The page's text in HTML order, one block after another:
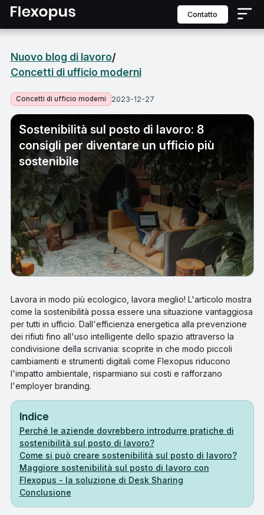
contatto
Nuovo blog di lavoro/
Concetti di ufficio moderni
Concetti di ufficio moderni 2023-12-27
Sostenibilità sul posto di lavoro: 8
consigli per diventare un ufficio più
sostenibile
Lavora in modo più ecologico, lavora meglio! L'articolo mostra
come la sostenibilità possa essere una situazione vantaggiosa
per tutti in ufficio. Dall'efficienza energetica alla prevenzione
dei rifiuti fino all'uso intelligente dello spazio attraverso la
condivisione della scrivania: scoprite in che modo piccoli
cambiamenti e strumenti digitali come Flexopus riducono
l'impatto ambientale, risparmiano sui costi e rafforzano
l'employer branding.
Indice
Perché le aziende dovrebbero introdurre pratiche di
sostenibilità sul posto di lavoro?
Come si può creare sostenibilità sul posto di lavoro?
Maggiore sostenibilità sul posto di lavoro con
Flexopus - la soluzione di Desk Sharing
Conclusione